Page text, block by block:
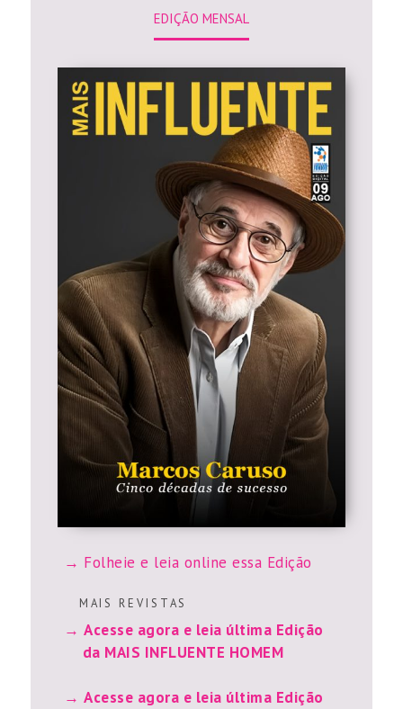
EDIÇÃO MENSAL
Folheie e leia online essa Edição
M A I S R E V I S T A S
Acesse agora e leia última Edição
da MAIS INFLUENTE HOMEM
Acesse agora e leia última Edição